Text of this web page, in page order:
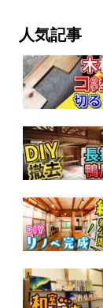
人気記事